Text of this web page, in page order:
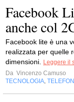
Facebook
anche col
Facebook lite è una
realizzata per quelle
dimensioni.
Leggere il
Da Vincenzo Camuso
TECNOLOGIA